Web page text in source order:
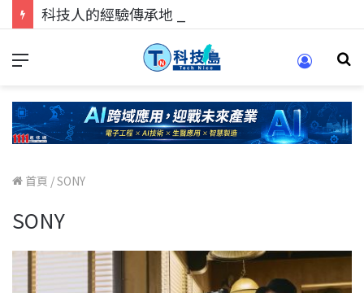
首頁 /SONY
SONY